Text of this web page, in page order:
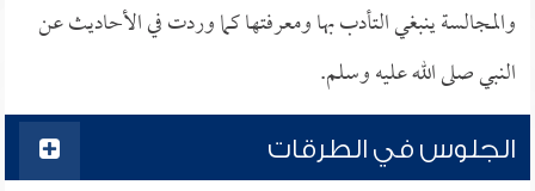
والمجالسة ينبغي التأدب بها ومعرفتها كما وردت في الأحاديث عن
النبي صلى الله عليه وسلم.
الجلوس في الطرقات